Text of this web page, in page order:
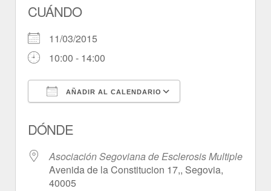
CUÁNDO
11/03/2015
10:00 - 14:00
AÑADIR AL CALENDARIO
DÓNDE
Asociación Segoviana de Esclerosis Multiple
Avenida de la Constitucion 17,, Segovia,
40005